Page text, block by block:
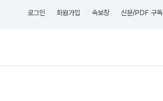
로그인 회원가입 속보창 신문/PDF 구독